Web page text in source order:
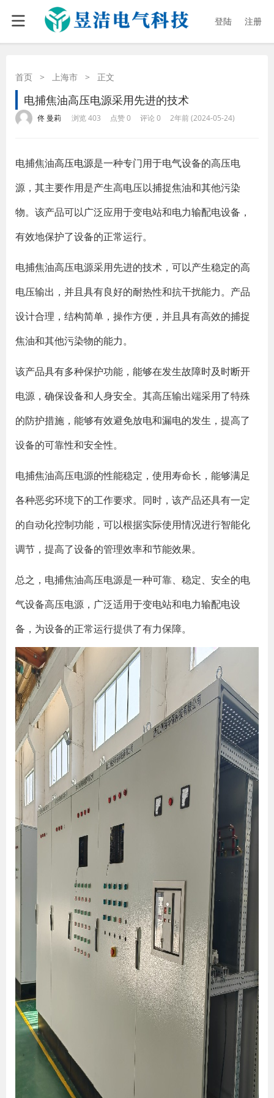
登陆 注册
首页 > 上海市 > 正文
电捕焦油高压电源采用先进的技术
佟 曼莉 浏览 403 点赞 0 评论 0 2年前 (2024-05-24)
电捕焦油高压电源是一种专门用于电气设备的高压电
源，其主要作用是产生高电压以捕捉焦油和其他污染
物。该产品可以广泛应用于变电站和电力输配电设备，
有效地保护了设备的正常运行。
电捕焦油高压电源采用先进的技术，可以产生稳定的高
电压输出，并且具有良好的耐热性和抗干扰能力。产品
设计合理，结构简单，操作方便，并且具有高效的捕捉
焦油和其他污染物的能力。
该产品具有多种保护功能，能够在发生故障时及时断开
电源，确保设备和人身安全。其高压输出端采用了特殊
的防护措施，能够有效避免放电和漏电的发生，提高了
设备的可靠性和安全性。
电捕焦油高压电源的性能稳定，使用寿命长，能够满足
各种恶劣环境下的工作要求。同时，该产品还具有一定
的自动化控制功能，可以根据实际使用情况进行智能化
调节，提高了设备的管理效率和节能效果。
总之，电捕焦油高压电源是一种可靠、稳定、安全的电
气设备高压电源，广泛适用于变电站和电力输配电设
备，为设备的正常运行提供了有力保障。